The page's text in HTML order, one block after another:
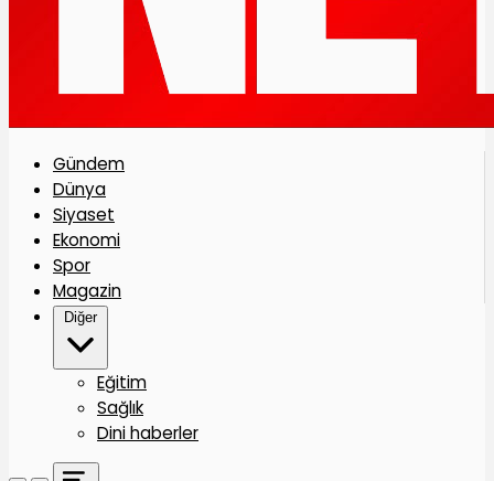
Gündem
Dünya
Siyaset
Ekonomi
Spor
Magazin
Diğer
Eğitim
Sağlık
Dini haberler